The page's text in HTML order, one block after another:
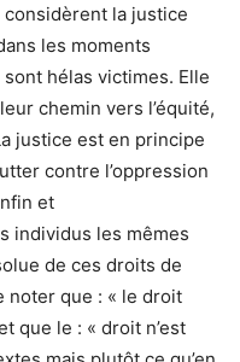
la justice
les moments
hélas victimes. Elle
chemin vers l’équité,
justice est en principe
contre l’oppression
et
individus les mêmes
de ces droits de
noter que : « le droit
que le : « droit n’est